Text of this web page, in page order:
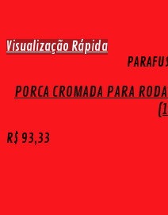
Visualização Rápida
PORCA CROMADA PARA
R$ 93,33